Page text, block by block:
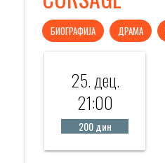
БИОГРАФИЈА ДРАМА
25. дец.
21:00
200 дин